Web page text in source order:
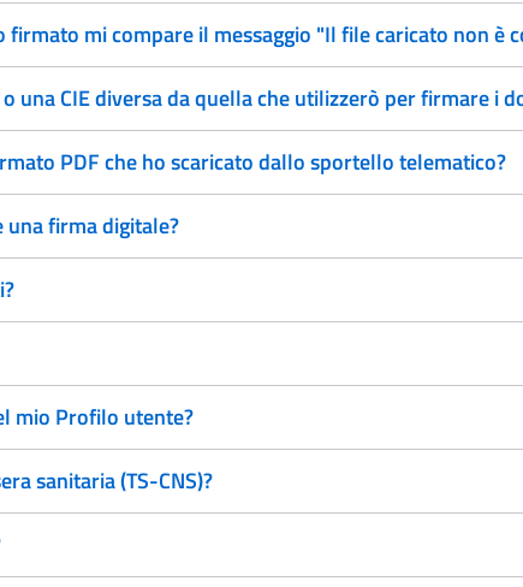
firmato mi compare il messaggio "Il file caricato non è
una CIE diversa da quella che utilizzerò per firmare i
PDF che ho scaricato dallo sportello telematico?
una firma digitale?
mio Profilo utente?
sanitaria (TS-CNS)?